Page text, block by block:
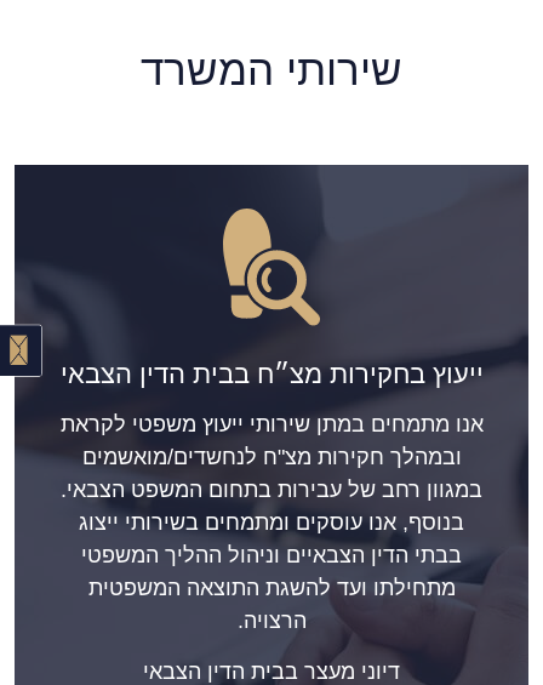
שירותי המשרד
ייעוץ בחקירות מצ״ח בבית הדין הצבאי
אנו מתמחים במתן שירותי ייעוץ משפטי לקראת
ובמהלך חקירות מצ"ח לנחשדים/מואשמים
במגוון רחב של עבירות בתחום המשפט הצבאי.
בנוסף, אנו עוסקים ומתמחים בשירותי ייצוג
בבתי הדין הצבאיים וניהול ההליך המשפטי
מתחילתו ועד להשגת התוצאה המשפטית
הרצויה.
דיוני מעצר בבית הדין הצבאי